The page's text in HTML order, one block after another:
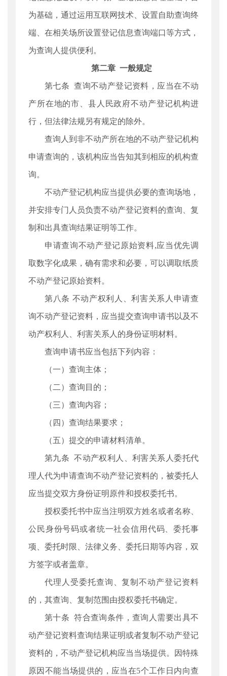
为基础，通过运用互联网技术、设置自助查询终
端、在相关场所设置登记信息查询端口等方式，
为查询人提供便利。
第二章 一般规定
第七条 查询不动产登记资料，应当在不动
产所在地的市、县人民政府不动产登记机构进
行，但法律法规另有规定的除外。
查询人到非不动产所在地的不动产登记机构
申请查询的，该机构应当告知其到相应的机构查
询。
不动产登记机构应当提供必要的查询场地，
并安排专门人员负责不动产登记资料的查询、复
制和出具查询结果证明等工作。
申请查询不动产登记原始资料,应当优先调
取数字化成果，确有需求和必要，可以调取纸质
不动产登记原始资料。
第八条 不动产权利人、利害关系人申请查
询不动产登记资料，应当提交查询申请书以及不
动产权利人、利害关系人的身份证明材料。
查询申请书应当包括下列内容：
（一）查询主体；
（二）查询目的；
（三）查询内容；
（四）查询结果要求；
（五）提交的申请材料清单。
第九条 不动产权利人、利害关系人委托代
理人代为申请查询不动产登记资料的，被委托人
应当提交双方身份证明原件和授权委托书。
授权委托书中应当注明双方姓名或者名称、
公民身份号码或者统一社会信用代码、委托事
项、委托时限、法律义务、委托日期等内容，双
方签字或者盖章。
代理人受委托查询、复制不动产登记资料
的，其查询、复制范围由授权委托书确定。
第十条 符合查询条件，查询人需要出具不
动产登记资料查询结果证明或者复制不动产登记
资料的，不动产登记机构应当当场提供。因特殊
原因不能当场提供的，应当在5个工作日内向查